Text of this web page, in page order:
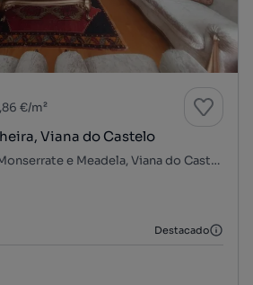
€/m²
Viana do Castelo
Santa Maria Maior e Monserrate e Meadela, Viana do Castelo, Viana do Castelo
Destacado